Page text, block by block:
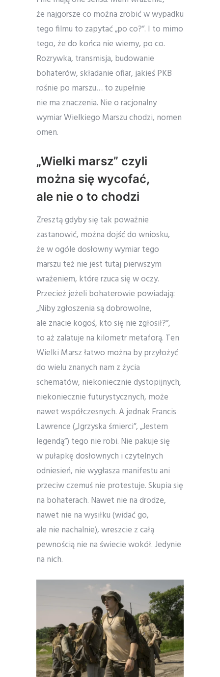
że najgorsze co można zrobić w wypadku
tego filmu to zapytać „po co?”. I to mimo
tego, że do końca nie wiemy, po co.
Rozrywka, transmisja, budowanie
bohaterów, składanie ofiar, jakieś PKB
rośnie po marszu… to zupełnie
nie ma znaczenia. Nie o racjonalny
wymiar Wielkiego Marszu chodzi, nomen
omen.
„Wielki marsz” czyli
można się wycofać,
ale nie o to chodzi
Zresztą gdyby się tak poważnie
zastanowić, można dojść do wniosku,
że w ogóle dosłowny wymiar tego
marszu też nie jest tutaj pierwszym
wrażeniem, które rzuca się w oczy.
Przecież jeżeli bohaterowie powiadają:
„Niby zgłoszenia są dobrowolne,
ale znacie kogoś, kto się nie zgłosił?”,
to aż zalatuje na kilometr metaforą. Ten
Wielki Marsz łatwo można by przyłożyć
do wielu znanych nam z życia
schematów, niekoniecznie dystopijnych,
niekoniecznie futurystycznych, może
nawet współczesnych. A jednak Francis
Lawrence („Igrzyska śmierci”, „Jestem
legendą”) tego nie robi. Nie pakuje się
w pułapkę dosłownych i czytelnych
odniesień, nie wygłasza manifestu ani
przeciw czemuś nie protestuje. Skupia się
na bohaterach. Nawet nie na drodze,
nawet nie na wysiłku (widać go,
ale nie nachalnie), wreszcie z całą
pewnością nie na świecie wokół. Jedynie
na nich.